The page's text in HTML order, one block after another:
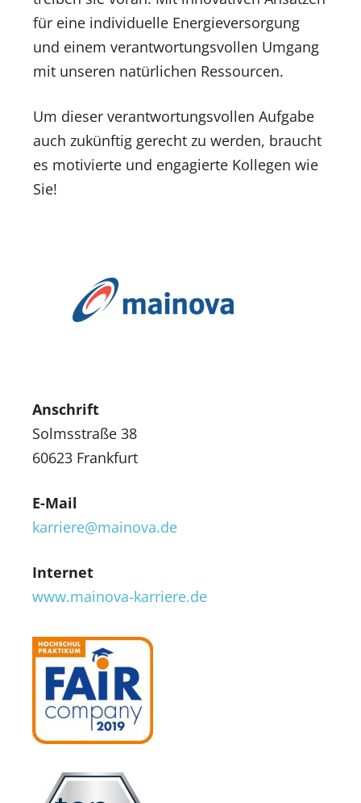
für eine individuelle Energieversorgung
und einem verantwortungsvollen Umgang
mit unseren natürlichen Ressourcen.
Um dieser verantwortungsvollen Aufgabe
auch zukünftig gerecht zu werden, braucht
es motivierte und engagierte Kollegen wie
Sie!
Anschrift
Solmsstraße 38
60623 Frankfurt
E-Mail
karriere@mainova.de
Internet
www.mainova-karriere.de